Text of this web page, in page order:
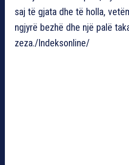
saj të gjata dhe të holla,
ngjyrë bezhë dhe një palë
zeza./Indeksonline/